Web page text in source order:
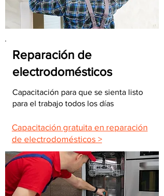
Reparación de
electrodomésticos
Capacitación para que se sienta listo
para el trabajo todos los días
Capacitación gratuita en reparación
de electrodomésticos >